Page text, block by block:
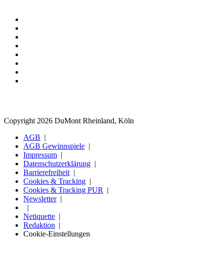
Copyright 2026 DuMont Rheinland, Köln
AGB
AGB Gewinnspiele
Impressum
Datenschutzerklärung
Barrierefreiheit
Cookies & Tracking
Cookies & Tracking PUR
Newsletter
Netiquette
Redaktion
Cookie-Einstellungen